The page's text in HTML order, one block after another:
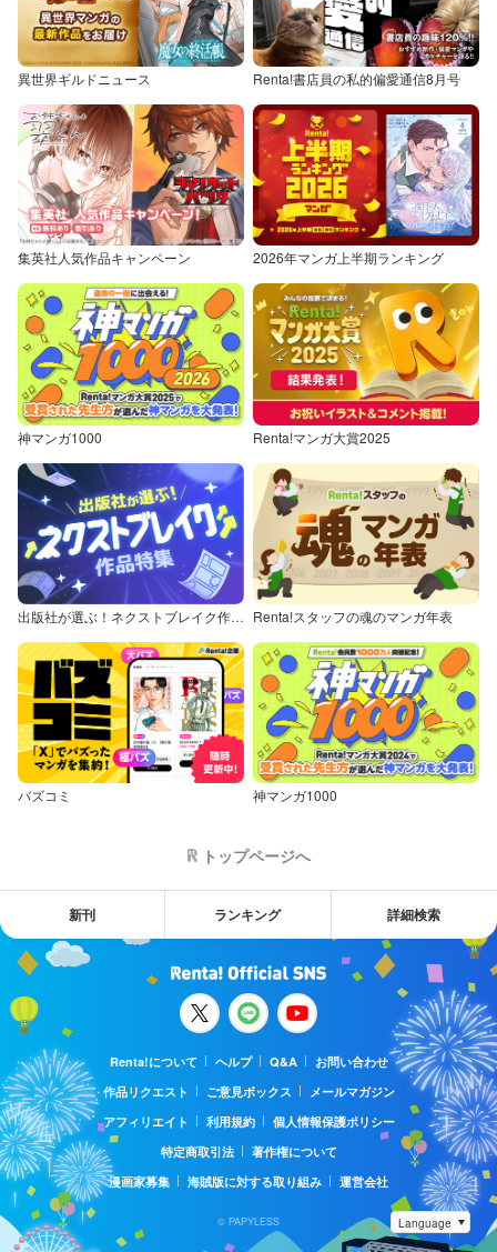
異世界ギルドニュース Renta!書店員の私的偏愛通信8月号
集英社人気作品キャンペーン 2026年マンガ上半期ランキング
神マンガ1000 Renta!マンガ大賞2025
出版社が選ぶ！ネクストブレイク作品特集 Renta!スタッフの魂のマンガ年表
バズコミ 神マンガ1000
トップページへ
新刊 ランキング 詳細検索
Renta!について ヘルプ Q&A
お問い合わせ
作品リクエスト
ご意見ボックス
メールマガジン
アフィリエイト
利用規約
個人情報保護ポリシー
特定商取引法
著作権について
漫画家募集
海賊版に対する取り組み 運営会社
© PAPYLESS